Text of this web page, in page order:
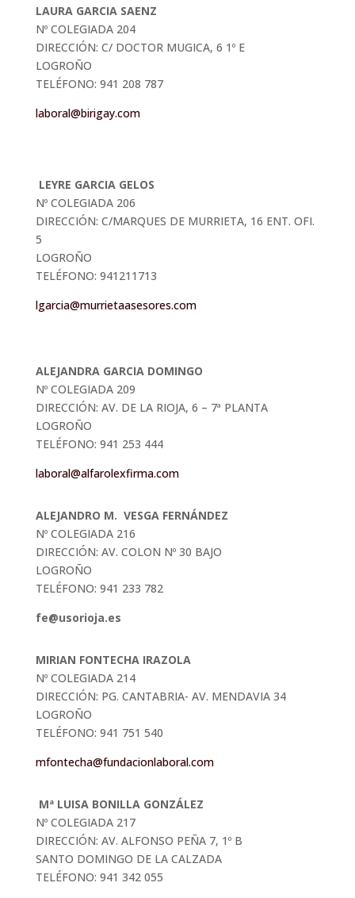
LAURA GARCIA SAENZ
Nº COLEGIADA 204
DIRECCIÓN: C/ DOCTOR MUGICA, 6 1º E
LOGROÑO
TELÉFONO: 941 208 787
laboral@birigay.com
LEYRE GARCIA GELOS
Nº COLEGIADA 206
DIRECCIÓN: C/MARQUES DE MURRIETA, 16 ENT. OFI.
5
LOGROÑO
TELÉFONO: 941211713
lgarcia@murrietaasesores.com
ALEJANDRA GARCIA DOMINGO
Nº COLEGIADA 209
DIRECCIÓN: AV. DE LA RIOJA, 6 – 7ª PLANTA
LOGROÑO
TELÉFONO: 941 253 444
laboral@alfarolexfirma.com
ALEJANDRO M. VESGA FERNÁNDEZ
Nº COLEGIADA 216
DIRECCIÓN: AV. COLON Nº 30 BAJO
LOGROÑO
TELÉFONO: 941 233 782
fe@usorioja.es
MIRIAN FONTECHA IRAZOLA
Nº COLEGIADA 214
DIRECCIÓN: PG. CANTABRIA- AV. MENDAVIA 34
LOGROÑO
TELÉFONO: 941 751 540
mfontecha@fundacionlaboral.com
Mª LUISA BONILLA GONZÁLEZ
Nº COLEGIADA 217
DIRECCIÓN: AV. ALFONSO PEÑA 7, 1º B
SANTO DOMINGO DE LA CALZADA
TELÉFONO: 941 342 055